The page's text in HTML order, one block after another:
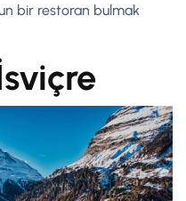
bir restoran bulmak